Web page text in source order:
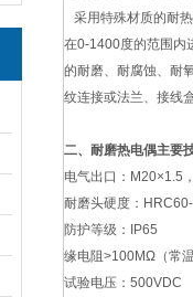
采用特殊材质的耐
在0-1400度的范围内
的耐磨、耐腐蚀、耐
纹连接或法兰、接线
二、耐磨热电偶主要
电气出口：M20×1.5
耐磨头硬度：
防护等级：IP65
缘电阻>100MΩ（常
试验电压：500VDC